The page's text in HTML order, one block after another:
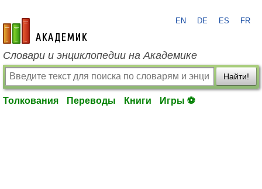
academic.ru
EN DE ES FR
Словари и энциклопедии на Академике
Найти!
Толкования Переводы Книги Игры ⚽